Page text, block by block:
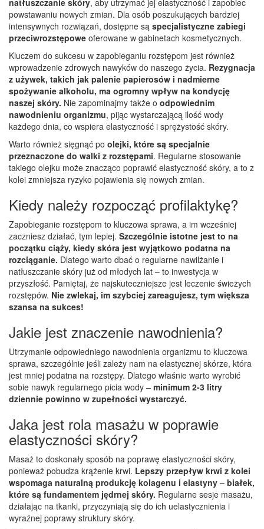
natłuszczanie skóry, aby utrzymać jej elastyczność i zapobiec
powstawaniu nowych zmian. Dla osób poszukujących bardziej
intensywnych rozwiązań, dostępne są specjalistyczne zabiegi
przeciwrozstępowe oferowane w gabinetach kosmetycznych.
Kluczem do sukcesu w zapobieganiu rozstępom jest również
wprowadzenie zdrowych nawyków do naszego życia. Rezygnacja
z używek, takich jak palenie papierosów i nadmierne
spożywanie alkoholu, ma ogromny wpływ na kondycję
naszej skóry. Nie zapominajmy także o odpowiednim
nawodnieniu organizmu, pijąc wystarczającą ilość wody
każdego dnia, co wspiera elastyczność i sprężystość skóry.
Warto również sięgnąć po olejki, które są specjalnie
przeznaczone do walki z rozstępami. Regularne stosowanie
takiego olejku może znacząco poprawić elastyczność skóry, a to z
kolei zmniejsza ryzyko pojawienia się nowych zmian.
Kiedy należy rozpocząć profilaktykę?
Zapobieganie rozstępom to kluczowa sprawa, a im wcześniej
zaczniesz działać, tym lepiej. Szczególnie istotne jest to na
początku ciąży, kiedy skóra jest wyjątkowo podatna na
rozciąganie. Dlatego warto dbać o regularne nawilżanie i
natłuszczanie skóry już od młodych lat – to inwestycja w
przyszłość. Pamiętaj, że najskuteczniejsze jest leczenie świeżych
rozstępów. Nie zwlekaj, im szybciej zareagujesz, tym większa
szansa na sukces!
Jakie jest znaczenie nawodnienia?
Utrzymanie odpowiedniego nawodnienia organizmu to kluczowa
sprawa, szczególnie jeśli zależy nam na elastycznej skórze, która
jest mniej podatna na rozstępy. Dlatego właśnie warto wyrobić
sobie nawyk regularnego picia wody – minimum 2-3 litry
dziennie powinno w zupełności wystarczyć.
Jaka jest rola masażu w poprawie
elastyczności skóry?
Masaż to doskonały sposób na poprawę elastyczności skóry,
ponieważ pobudza krążenie krwi. Lepszy przepływ krwi z kolei
wspomaga naturalną produkcję kolagenu i elastyny – białek,
które są fundamentem jędrnej skóry. Regularne sesje masażu,
działając na tkanki, przyczyniają się do ich uelastycznienia i
wyraźnej poprawy struktury skóry.